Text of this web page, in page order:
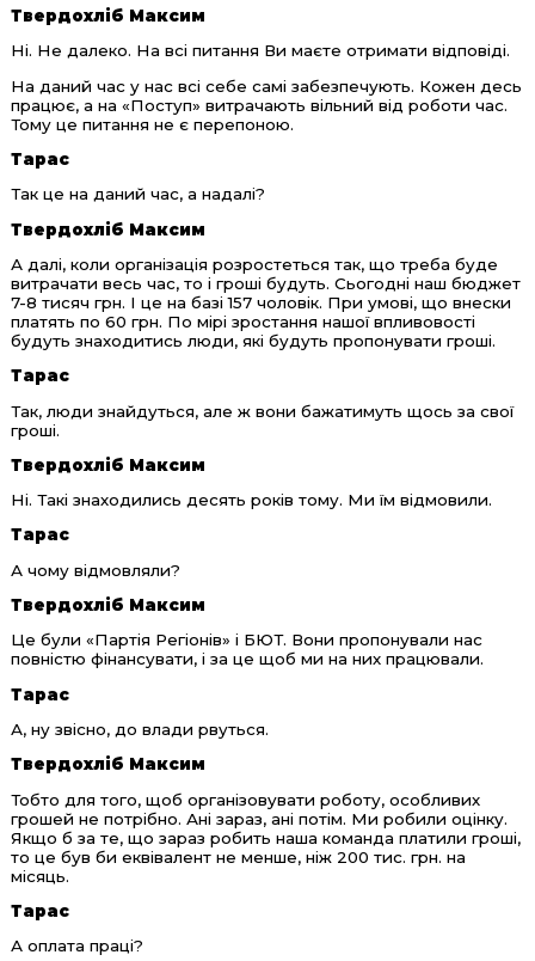
Твердохліб Максим
Ні. Не далеко. На всі питання Ви маєте отримати відповіді.
На даний час у нас всі себе самі забезпечують. Кожен десь
працює, а на «Поступ» витрачають вільний від роботи час.
Тому це питання не є перепоною.
Тарас
Так це на даний час, а надалі?
Твердохліб Максим
А далі, коли організація розростеться так, що треба буде
витрачати весь час, то і гроші будуть. Сьогодні наш бюджет
7-8 тисяч грн. І це на базі 157 чоловік. При умові, що внески
платять по 60 грн. По мірі зростання нашої впливовості
будуть знаходитись люди, які будуть пропонувати гроші.
Тарас
Так, люди знайдуться, але ж вони бажатимуть щось за свої
гроші.
Твердохліб Максим
Ні. Такі знаходились десять років тому. Ми їм відмовили.
Тарас
А чому відмовляли?
Твердохліб Максим
Це були «Партія Регіонів» і БЮТ. Вони пропонували нас
повністю фінансувати, і за це щоб ми на них працювали.
Тарас
А, ну звісно, до влади рвуться.
Твердохліб Максим
Тобто для того, щоб організовувати роботу, особливих
грошей не потрібно. Ані зараз, ані потім. Ми робили оцінку.
Якщо б за те, що зараз робить наша команда платили гроші,
то це був би еквівалент не менше, ніж 200 тис. грн. на
місяць.
Тарас
А оплата праці?